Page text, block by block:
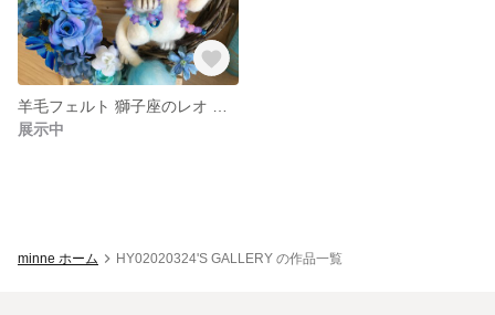
展示中
minne ホーム HY02020324'S GALLERY の作品一覧